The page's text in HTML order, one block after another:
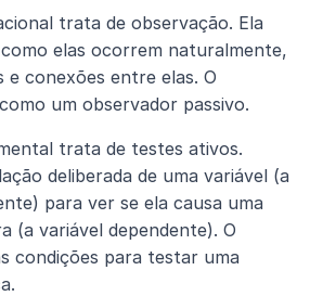
trata de observação. Ela
como elas ocorrem naturalmente,
e conexões entre elas. O
um observador passivo.
trata de testes ativos.
deliberada de uma variável (a
para ver se ela causa uma
(a variável dependente). O
condições para testar uma